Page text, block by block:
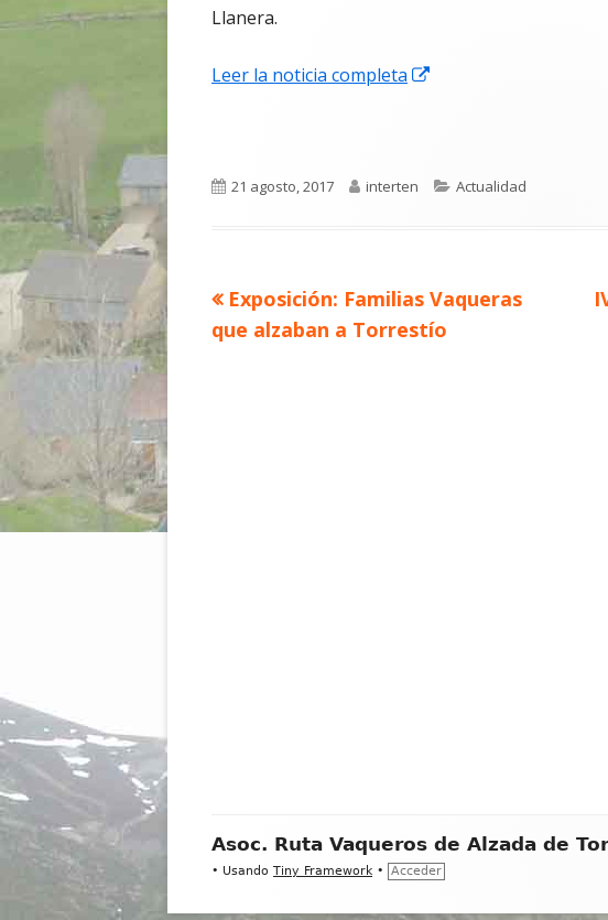
Llanera.
Leer la noticia completa
nueva
Publicado
21 agosto, 2017 Autor
interten Categorías
Actualidad
Navegación
de
Artículo
anterior
Exposición: Familias Vaqueras
que alzaban a Torrestío
Contenido
del
Footer
Asoc. Ruta Vaqueros de Alzada de
• Usando Tiny Framework • Acceder